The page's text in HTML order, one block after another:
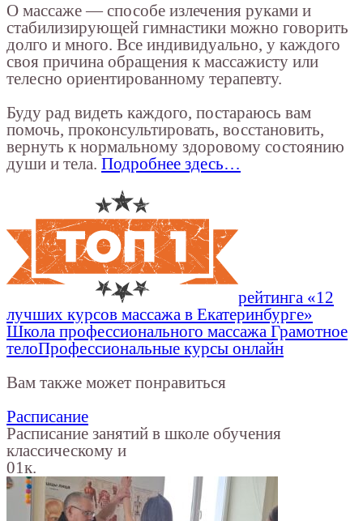
О массаже — способе излечения руками и
стабилизирующей гимнастики можно говорить
долго и много. Все индивидуально, у каждого
своя причина обращения к массажисту или
телесно ориентированному терапевту.
Буду рад видеть каждого, постараюсь вам
помочь, проконсультировать, восстановить,
вернуть к нормальному здоровому состоянию
души и тела. Подробнее здесь…
рейтинга «12
лучших курсов массажа в Екатеринбурге»
Школа профессионального массажа Грамотное
телоПрофессиональные курсы онлайн
Вам также может понравиться
Расписание
Расписание занятий в школе обучения
классическому и
01к.